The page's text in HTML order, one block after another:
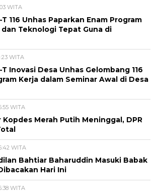
WITA
116 Unhas Paparkan Enam Program
Teknologi Tepat Guna di
WITA
T Inovasi Desa Unhas Gelombang 116
Kerja dalam Seminar Awal di Desa
WITA
Kopdes Merah Putih Meninggal, DPR
WITA
Bahtiar Baharuddin Masuki Babak
Hari Ini
WITA